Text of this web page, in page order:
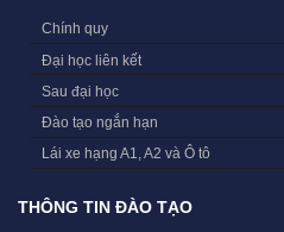
Chính quy
Đại học liên kết
Sau đại học
Đào tạo ngắn hạn
Lái xe hạng A1, A2 và Ô tô
THÔNG TIN ĐÀO TẠO